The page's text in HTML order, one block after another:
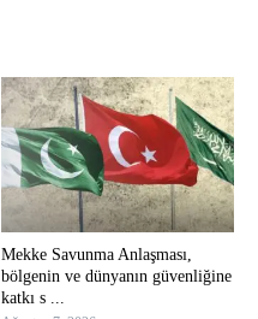
Mekke Savunma Anlaşması,
bölgenin ve dünyanın güvenliğine
katkı s ...